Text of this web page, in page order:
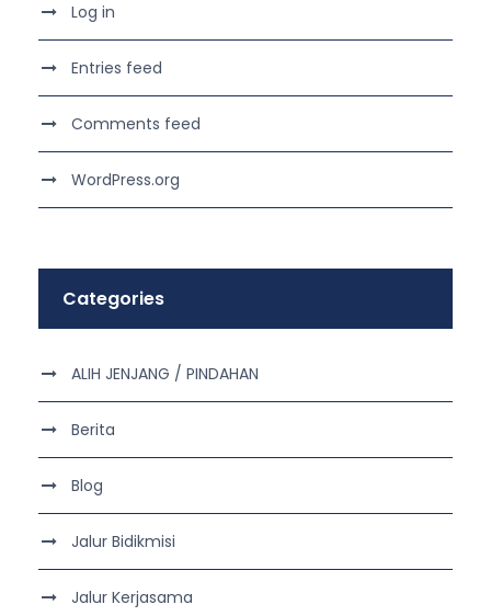
Log in
Entries feed
Comments feed
WordPress.org
Categories
ALIH JENJANG / PINDAHAN
Berita
Blog
Jalur Bidikmisi
Jalur Kerjasama